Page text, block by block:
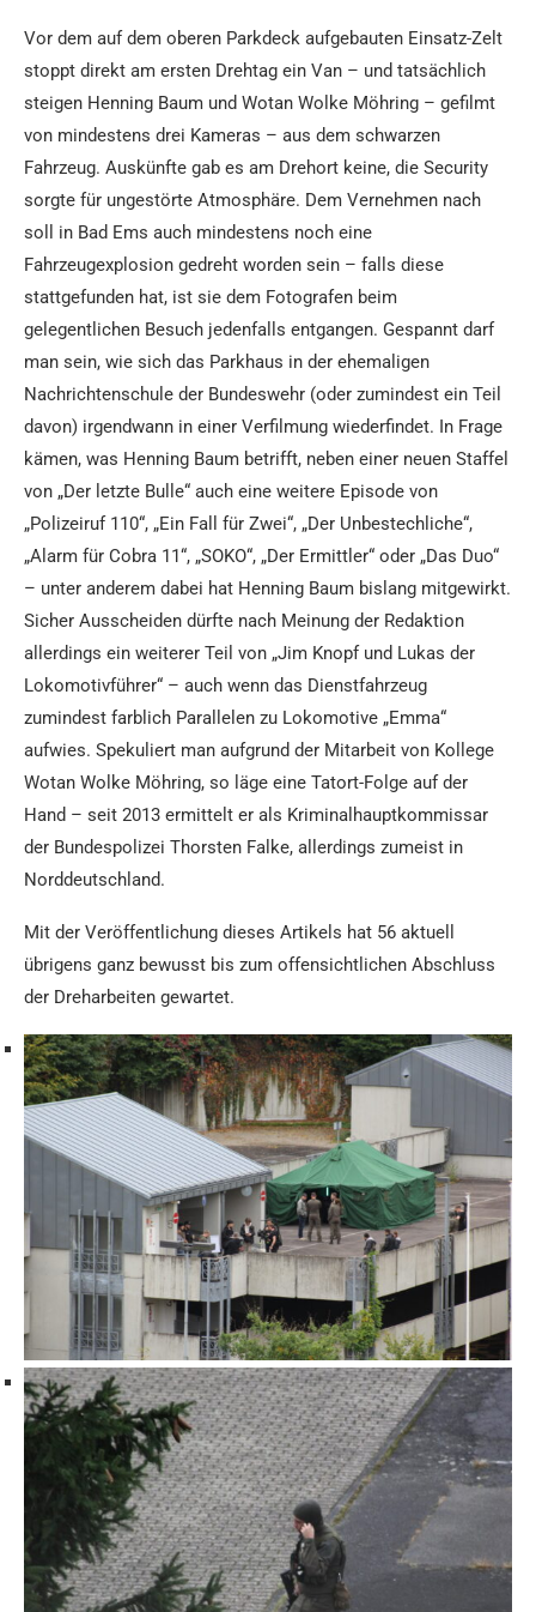
Vor dem auf dem oberen Parkdeck aufgebauten Einsatz-Zelt
stoppt direkt am ersten Drehtag ein Van – und tatsächlich
steigen Henning Baum und Wotan Wolke Möhring – gefilmt
von mindestens drei Kameras – aus dem schwarzen
Fahrzeug. Auskünfte gab es am Drehort keine, die Security
sorgte für ungestörte Atmosphäre. Dem Vernehmen nach
soll in Bad Ems auch mindestens noch eine
Fahrzeugexplosion gedreht worden sein – falls diese
stattgefunden hat, ist sie dem Fotografen beim
gelegentlichen Besuch jedenfalls entgangen. Gespannt darf
man sein, wie sich das Parkhaus in der ehemaligen
Nachrichtenschule der Bundeswehr (oder zumindest ein Teil
davon) irgendwann in einer Verfilmung wiederfindet. In Frage
kämen, was Henning Baum betrifft, neben einer neuen Staffel
von „Der letzte Bulle“ auch eine weitere Episode von
„Polizeiruf 110“, „Ein Fall für Zwei“, „Der Unbestechliche“,
„Alarm für Cobra 11“, „SOKO“, „Der Ermittler“ oder „Das Duo“
– unter anderem dabei hat Henning Baum bislang mitgewirkt.
Sicher Ausscheiden dürfte nach Meinung der Redaktion
allerdings ein weiterer Teil von „Jim Knopf und Lukas der
Lokomotivführer“ – auch wenn das Dienstfahrzeug
zumindest farblich Parallelen zu Lokomotive „Emma“
aufwies. Spekuliert man aufgrund der Mitarbeit von Kollege
Wotan Wolke Möhring, so läge eine Tatort-Folge auf der
Hand – seit 2013 ermittelt er als Kriminalhauptkommissar
der Bundespolizei Thorsten Falke, allerdings zumeist in
Norddeutschland.
Mit der Veröffentlichung dieses Artikels hat 56 aktuell
übrigens ganz bewusst bis zum offensichtlichen Abschluss
der Dreharbeiten gewartet.